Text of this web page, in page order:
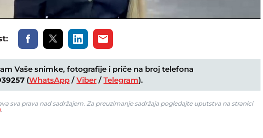
Vaše snimke, fotografije i priče na broj telefona
(WhatsApp / Viber / Telegram).
sva prava nad sadržajem. Za preuzimanje sadržaja pogledajte uputstva na stranici